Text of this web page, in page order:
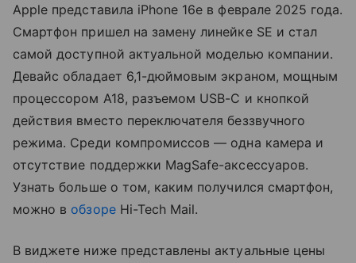
Apple представила iPhone 16e в феврале 2025 года.
Смартфон пришел на замену линейке SE и стал
самой доступной актуальной моделью компании.
Девайс обладает 6,1-дюймовым экраном, мощным
процессором A18, разъемом USB-C и кнопкой
действия вместо переключателя беззвучного
режима. Среди компромиссов — одна камера и
отсутствие поддержки MagSafe-аксессуаров.
Узнать больше о том, каким получился смартфон,
можно в обзореHi-Tech Mail.
В виджете ниже представлены актуальные цены